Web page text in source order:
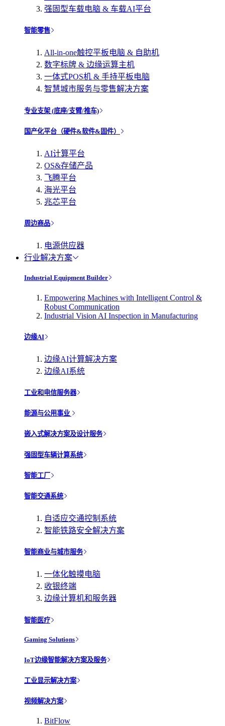
强固型车载电脑 & 车载AI平台
智能零售
All-in-one触控平板电脑 & 自助机
数字标牌 & 边缘运算主机
一体式POS机 & 手持平板电脑
智慧城市服务与零售解决方案
专业支架 (底座/支臂/推车)
国产化平台（硬件&软件&固件）
AI计算平台
OS&存储产品
飞腾平台
海光平台
兆芯平台
周边商品
电源供应器
行业解决方案
Industrial Equipment Builder
Empowering Machines with Intelligent Control &
Robust Communication
Industrial Vision AI Inspection in Manufacturing
边缘AI
边缘AI计算解决方案
边缘AI系统
工业和电信服务器
能源与公用事业
嵌入式解决方案及设计服务
强固型车辆计算系统
智能工厂
智能交通系统
自适应交通控制系统
智能铁路安全解决方案
智能商业与城市服务
一体化触摸电脑
收银终端
边缘计算机和服务器
智能医疗
Gaming Solutions
IoT边缘智能解决方案及服务
工业显示解决方案
视频解决方案
BitFlow